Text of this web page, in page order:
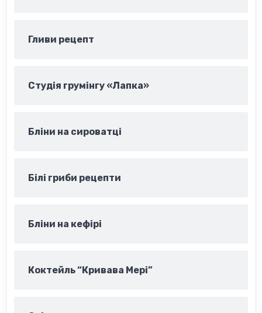
Гливи рецепт
Студія грумінгу «Лапка»
Бліни на сироватці
Білі гриби рецепти
Бліни на кефірі
Коктейль “Кривава Мері”